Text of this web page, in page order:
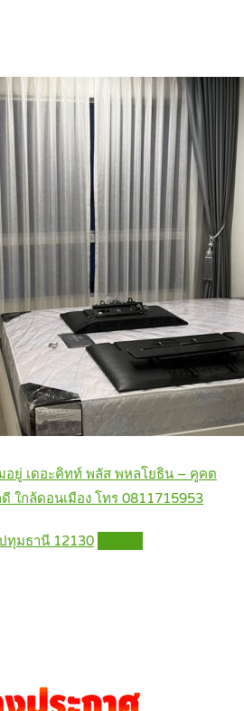
อยู่ เดอะคิทท์ พลัส พหลโยธิน – คูคต
ใกล้ดอนเมือง โทร 0811715953
ทุมธานี 12130